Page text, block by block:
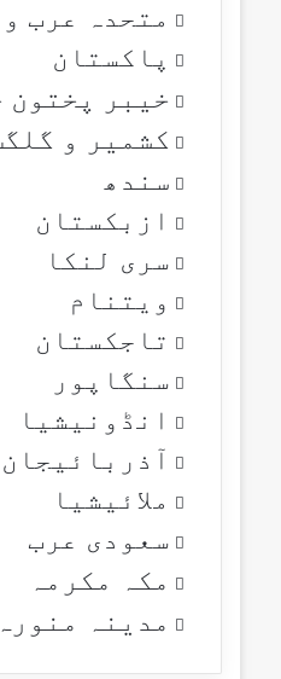
متحدہ عرب
پاکستان
خیبر پختون
کشمیر و
سندھ
ازبکستان
سری لنکا
ویتنام
تاجکستان
سنگاپور
انڈونیشیا
آذربائیجان
ملائیشیا
سعودی عرب
مکہ مکرمہ
مدینہ منورہ